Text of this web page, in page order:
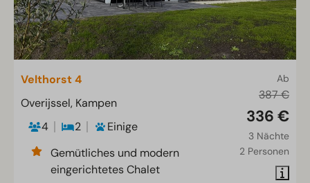
Ab
387 €
336 €
3 Nächte
2 Personen
Velthorst 4
Overijssel, Kampen
4
2
Einige
Gemütliches und modern
eingerichtetes Chalet